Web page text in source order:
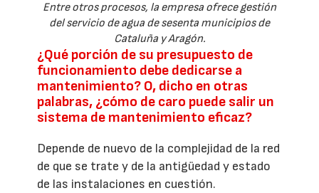
Entre otros procesos, la empresa ofrece gestión
del servicio de agua de sesenta municipios de
Cataluña y Aragón.
¿Qué porción de su presupuesto de
funcionamiento debe dedicarse a
mantenimiento? O, dicho en otras
palabras, ¿cómo de caro puede salir un
sistema de mantenimiento eficaz?
Depende de nuevo de la complejidad de la red
de que se trate y de la antigüedad y estado
de las instalaciones en cuestión.